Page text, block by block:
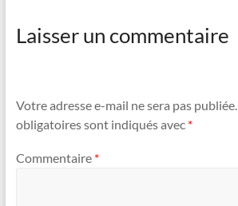
Laisser un commentaire
Votre adresse e-mail ne sera pas publiée.
obligatoires sont indiqués avec *
Commentaire *